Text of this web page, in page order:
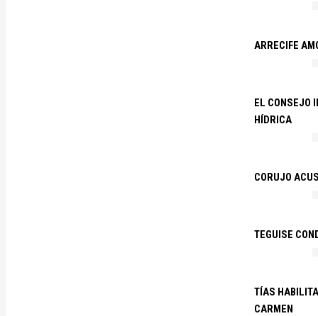
ARRECIFE
EL CONSEJO
HÍDRICA
CORUJO
TEGUISE
TÍAS
CARMEN